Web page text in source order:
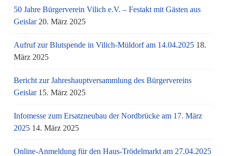
50 Jahre Bürgerverein Vilich e.V. – Festakt mit Gästen aus
Geislar 20. März 2025
Aufruf zur Blutspende in Vilich-Müldorf am 14.04.2025 18.
März 2025
Bericht zur Jahreshauptversammlung des Bürgervereins
Geislar 15. März 2025
Infomesse zum Ersatzneubau der Nordbrücke am 17. März
2025 14. März 2025
Online-Anmeldung für den Haus-Trödelmarkt am 27.04.2025